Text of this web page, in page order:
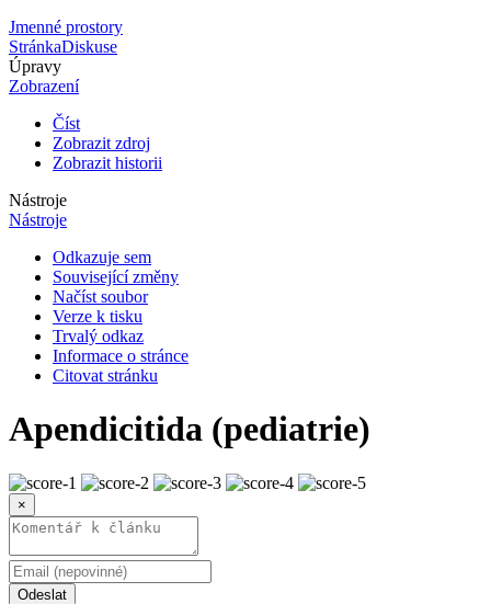
Jmenné prostory
StránkaDiskuse
Úpravy
Zobrazení
Číst
Zobrazit zdroj
Zobrazit historii
Nástroje
Nástroje
Odkazuje sem
Související změny
Načíst soubor
Verze k tisku
Trvalý odkaz
Informace o stránce
Citovat stránku
Apendicitida (pediatrie)
×
Odeslat